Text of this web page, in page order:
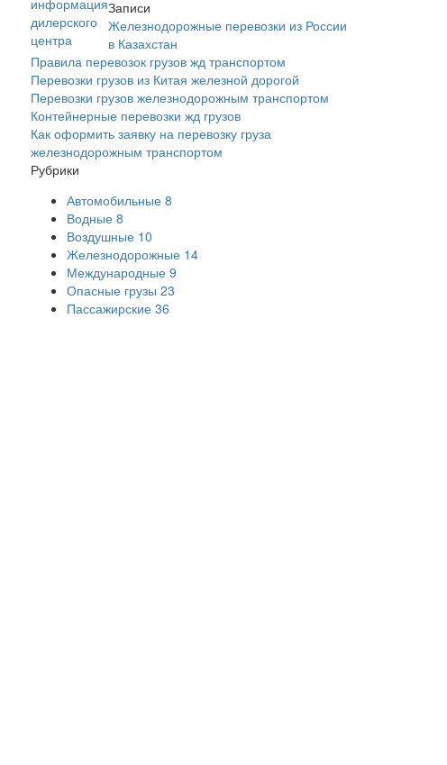
Записи
Железнодорожные перевозки из России
в Казахстан
Правила перевозок грузов жд транспортом
Перевозки грузов из Китая железной дорогой
Перевозки грузов железнодорожным транспортом
Контейнерные перевозки жд грузов
Как оформить заявку на перевозку груза
железнодорожным транспортом
Рубрики
Автомобильные 8
Водные 8
Воздушные 10
Железнодорожные 14
Международные 9
Опасные грузы 23
Пассажирские 36